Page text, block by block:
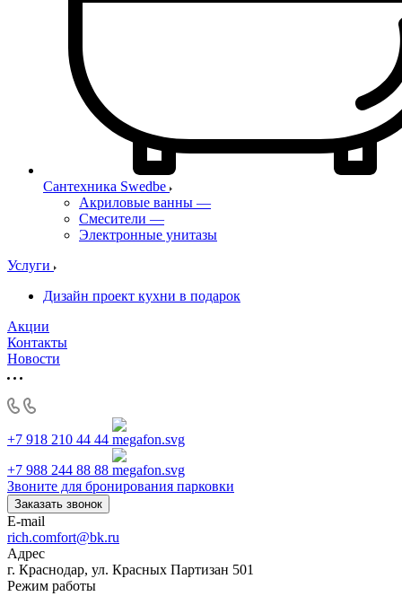
Сантехника Swedbe
Акриловые ванны —
Смесители —
Электронные унитазы
Услуги
Дизайн проект кухни в подарок
Акции
Контакты
Новости
+7 918 210 44 44
+7 988 244 88 88
Звоните для бронирования парковки
Заказать звонок
E-mail
rich.comfort@bk.ru
Адрес
г. Краснодар, ул. Красных Партизан 501
Режим работы